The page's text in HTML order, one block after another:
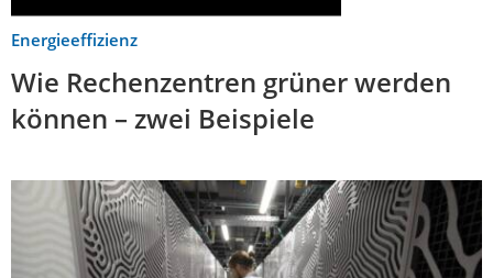
Energieeffizienz
Wie Rechenzentren grüner werden
können – zwei Beispiele